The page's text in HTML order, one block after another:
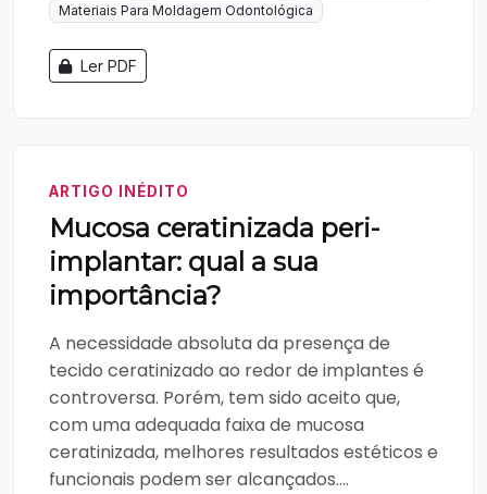
Materiais Para Moldagem Odontológica
Ler PDF
ARTIGO INÉDITO
Mucosa ceratinizada peri-
implantar: qual a sua
importância?
A necessidade absoluta da presença de
tecido ceratinizado ao redor de implantes é
controversa. Porém, tem sido aceito que,
com uma adequada faixa de mucosa
ceratinizada, melhores resultados estéticos e
funcionais podem ser alcançados....